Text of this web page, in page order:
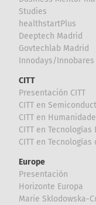
Studies
healthstartPlus
Deeptech Madrid
Govtechlab Madrid
Innodays/Innobares
CITT
Presentación CITT
CITT en
CITT en
CITT en
CITT en Tecnologías
Europe
Presentación
Horizonte Europa
Marie Sklodowska-